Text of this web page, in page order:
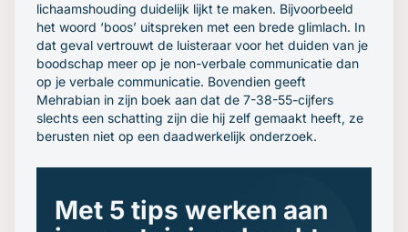
lichaamshouding duidelijk lijkt te maken. Bijvoorbeeld
het woord ‘boos’ uitspreken met een brede glimlach. In
dat geval vertrouwt de luisteraar voor het duiden van je
boodschap meer op je non-verbale communicatie dan
op je verbale communicatie. Bovendien geeft
Mehrabian in zijn boek aan dat de 7-38-55-cijfers
slechts een schatting zijn die hij zelf gemaakt heeft, ze
berusten niet op een daadwerkelijk onderzoek.
Met 5 tips werken aan